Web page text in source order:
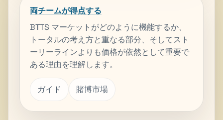
両チームが得点する
BTTS マーケットがどのように機能するか、
トータルの考え方と重なる部分、そしてスト
ーリーラインよりも価格が依然として重要で
ある理由を理解します。
ガイド 賭博市場